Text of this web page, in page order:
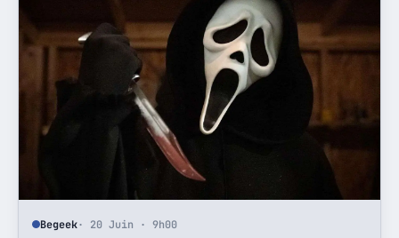
Begeek· 20 Juin · 9h00